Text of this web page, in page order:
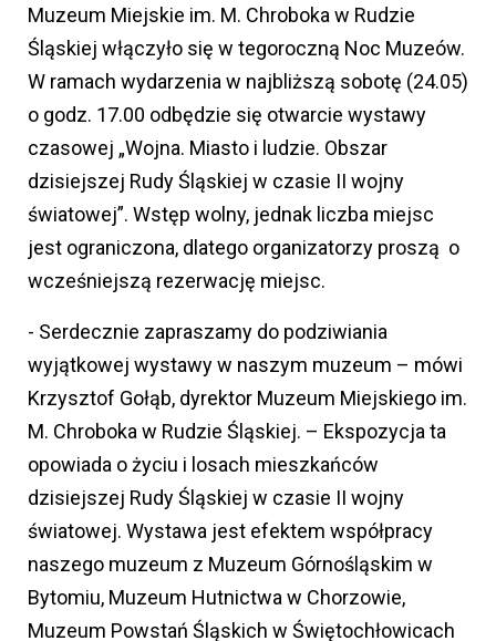
Muzeum Miejskie im. M. Chroboka w Rudzie
Śląskiej włączyło się w tegoroczną Noc Muzeów.
W ramach wydarzenia w najbliższą sobotę (24.05)
o godz. 17.00 odbędzie się otwarcie wystawy
czasowej „Wojna. Miasto i ludzie. Obszar
dzisiejszej Rudy Śląskiej w czasie II wojny
światowej”. Wstęp wolny, jednak liczba miejsc
jest ograniczona, dlatego organizatorzy proszą o
wcześniejszą rezerwację miejsc.
- Serdecznie zapraszamy do podziwiania
wyjątkowej wystawy w naszym muzeum – mówi
Krzysztof Gołąb, dyrektor Muzeum Miejskiego im.
M. Chroboka w Rudzie Śląskiej. – Ekspozycja ta
opowiada o życiu i losach mieszkańców
dzisiejszej Rudy Śląskiej w czasie II wojny
światowej. Wystawa jest efektem współpracy
naszego muzeum z Muzeum Górnośląskim w
Bytomiu, Muzeum Hutnictwa w Chorzowie,
Muzeum Powstań Śląskich w Świętochłowicach